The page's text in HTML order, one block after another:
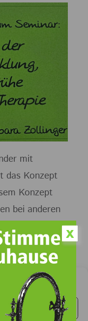
unseren Service zu
mit
das Konzept
Konzept
bei anderen
bisher
arbeiten.
live in Ulm
x